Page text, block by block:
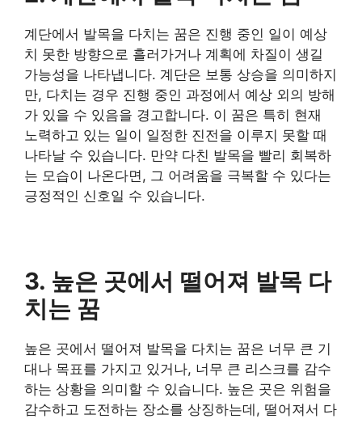
계단에서 발목을 다치는 꿈은 진행 중인 일이 예상
치 못한 방향으로 흘러가거나 계획에 차질이 생길
가능성을 나타냅니다. 계단은 보통 상승을 의미하지
만, 다치는 경우 진행 중인 과정에서 예상 외의 방해
가 있을 수 있음을 경고합니다. 이 꿈은 특히 현재
노력하고 있는 일이 일정한 진전을 이루지 못할 때
나타날 수 있습니다. 만약 다친 발목을 빨리 회복하
는 모습이 나온다면, 그 어려움을 극복할 수 있다는
긍정적인 신호일 수 있습니다.
3. 높은 곳에서 떨어져 발목 다
치는 꿈
높은 곳에서 떨어져 발목을 다치는 꿈은 너무 큰 기
대나 목표를 가지고 있거나, 너무 큰 리스크를 감수
하는 상황을 의미할 수 있습니다. 높은 곳은 위험을
감수하고 도전하는 장소를 상징하는데, 떨어져서 다